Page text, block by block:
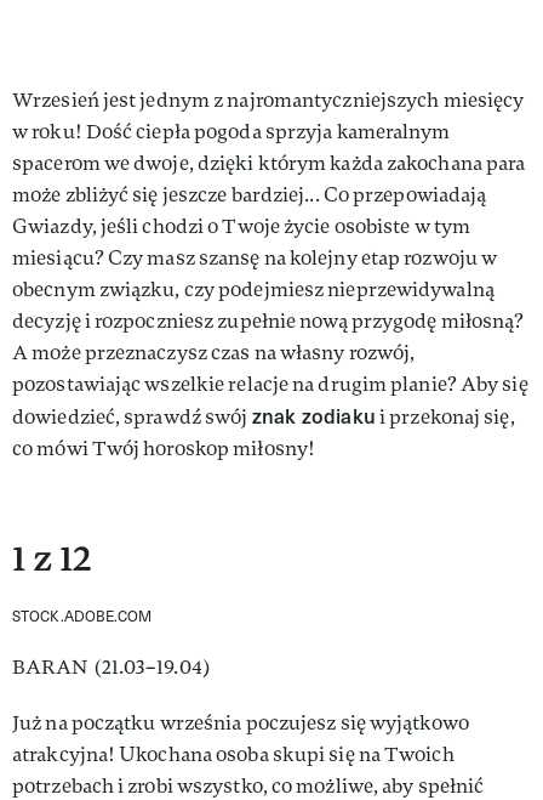
Wrzesień jest jednym z najromantyczniejszych miesięcy
w roku! Dość ciepła pogoda sprzyja kameralnym
spacerom we dwoje, dzięki którym każda zakochana para
może zbliżyć się jeszcze bardziej... Co przepowiadają
Gwiazdy, jeśli chodzi o Twoje życie osobiste w tym
miesiącu? Czy masz szansę na kolejny etap rozwoju w
obecnym związku, czy podejmiesz nieprzewidywalną
decyzję i rozpoczniesz zupełnie nową przygodę miłosną?
A może przeznaczysz czas na własny rozwój,
pozostawiając wszelkie relacje na drugim planie? Aby się
dowiedzieć, sprawdź swój znak zodiakui przekonaj się,
co mówi Twój horoskop miłosny!
1 z 12
STOCK.ADOBE.COM
BARAN (21.03–19.04)
Już na początku września poczujesz się wyjątkowo
atrakcyjna! Ukochana osoba skupi się na Twoich
potrzebach i zrobi wszystko, co możliwe, aby spełnić